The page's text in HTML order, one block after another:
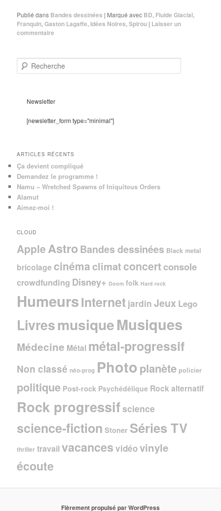
Publié dans Bandes dessinées | Marqué avec BD, Fluide Glacial,
Franquin,Gaston Lagaffe, Idées Noires,Spirou | Laisser un
commentaire
e
Newsletter
[newsletter_form type="minimal"]
ARTICLES RÉCENTS
Ça devient compliqué
Demandez le programme !
Namu – Wretched Spawns of Iniquitous Orders
Alamut
Aimez-moi !
CLOUD
Apple AstroBandes dessinées Black metal
bricolage cinéma climat concertconsole
crowdfunding Disney+ Doom folk Hard rock
HumeursInternet jardin Jeux Lego
LivresmusiqueMusiques
Médecine Métal métal-progressif
Non classé néo-prog Photo planète policier
politique Post-rock Psychédélique Rock alternatif
Rock progressifscience
science-fiction Stoner Séries TV
thriller travail vacances vidéovinyle
écoute
Fièrement propulsé par WordPress